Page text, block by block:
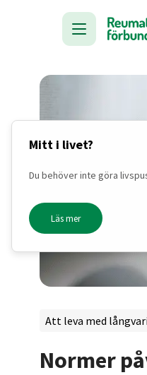
Mitt i livet?
Du behöver inte göra
Läs mer
Att leva med
Normer